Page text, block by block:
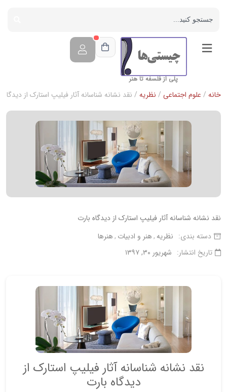
پلی از فلسفه تا هنر
خانه / علوم اجتماعی / نظریه / نقد نشانه شناسانه آثار فیلیپ استارک از دیدگاه
نقد نشانه شناسانه آثار فیلیپ استارک از دیدگاه بارت
دسته بندی: نظریه هنر و ادبیات هنرها
تاریخ انتشار: شهریور ۳۰, ۱۳۹۷
نقد نشانه شناسانه آثار فیلیپ استارک از
دیدگاه بارت